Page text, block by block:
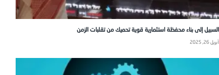
السبيل إلى بناء محفظة استثمارية قوية تحميك من تقلبات الزمن
أبريل 26, 2025